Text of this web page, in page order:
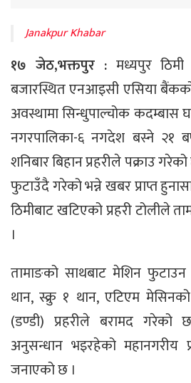
Janakpur Khabar
१७ जेठ,भक्तपुर : मध्यपुर
बजारस्थित एनआइसी एसिया
अवस्थामा सिन्धुपाल्चोक कदम्बास
नगरपालिका-६ नगदेश बस्ने २१
शनिबार बिहान प्रहरीले पक्राउ
फुटाउँदै गरेको भन्ने खबर प्राप्त
ठिमीबाट खटिएको प्रहरी टोलीले
।
तामाङको साथबाट मेशिन फुटाउन
थान, स्क्रु १ थान, एटिएम
(डण्डी) प्रहरीले बरामद
अनुसन्धान भइरहेको महानगरीय
जनाएको छ ।